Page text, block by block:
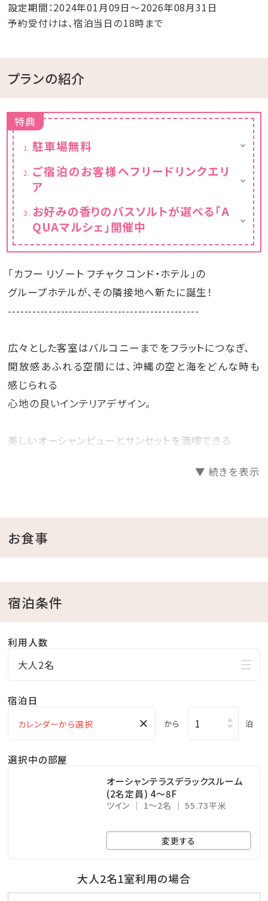
設定期間：2024年01月09日～2026年08月31日
予約受付けは、宿泊当日の18時まで
プランの紹介
特典
駐車場無料
ご宿泊のお客様へフリードリンクエリ
ア
リアをご用意しております。
【場所】１階ロビー
【時間】17:30～21:30
【内容】ソフトドリンク
お好みの香りのバスソルトが選べる「A
QUAマルシェ」開催中
沖縄の自然がテーマのバスソルトブッフェ
「AQUAマルシェ」を開催。
お好みのバスソルトを選び、お部屋のジェット
バスでお愉しみください。
【場所】１階ロビー
「カフー リゾート フチャク コンド・ホテル」の
グループホテルが、その隣接地へ新たに誕生！
-----------------------------------------------
広々とした客室はバルコニーまでをフラットにつなぎ、
開放感あふれる空間には、沖縄の空と海をどんな時も
感じられる
心地の良いインテリアデザイン。
美しいオーシャンビューとサンセットを満喫できる
その場所にしかない自然と一体となる体験を、
ったりできる、
お食事なしのプランです。
■ホテルからのおもてなし■
ホテルのテーマである“AQUA”をイメージしデザイン
された、
を
【営業期間】 4月～10月
【営業時間】 8:30～日没まで
※成人のお客様は、7～9月の期間は21時までご利用
ご滞在中お愉しみいただけるフリードリンクエリアを
▼ 続きを表示
お食事
宿泊条件
利用人数
大人2名
宿泊日
× から 泊
選択中の部屋
オーシャンテラスデラックスルーム
(2名定員) 4～8F
ツイン 1～2名 55.73平米
変更する
大人2名1室利用の場合